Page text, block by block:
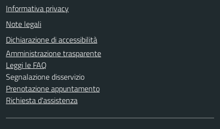
Informativa privacy
Note legali
Dichiarazione di accessibilità
Amministrazione trasparente
Leggi le FAQ
Segnalazione disservizio
Prenotazione appuntamento
Richiesta d'assistenza